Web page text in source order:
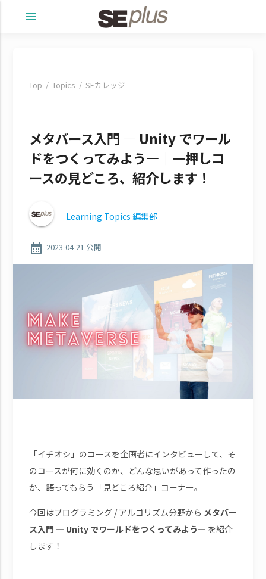
menu
Top Topics SEカレッジ
メタバース入門 ― Unity でワール
ドをつくってみよう―｜一押しコ
ースの見どころ、紹介します！
Learning Topics 編集部
calendar_month 2023-04-21 公開
「イチオシ」のコースを企画者にインタビューして、そ
のコースが何に効くのか、どんな思いがあって作ったの
か、語ってもらう「見どころ紹介」コーナー。
今回はプログラミング / アルゴリズム分野から メタバー
ス入門 ― Unity でワールドをつくってみよう― を紹介
します！